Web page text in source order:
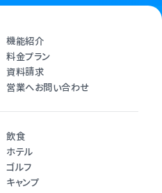
機能紹介
料金プラン
資料請求
営業へお問い合わせ
飲食
ホテル
ゴルフ
キャンプ